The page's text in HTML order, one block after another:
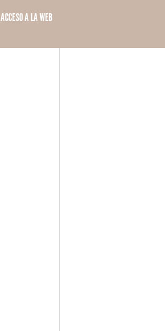
ACCESO A LA WEB